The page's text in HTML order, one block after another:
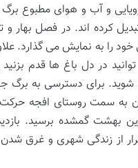
و آب و هوای مطبوع
کرده اند. در فصل بهار و
خود را به نمایش می گذارد.
در دل باغ ها قدم
شوید. برای دسترسی به برگ
به سمت روستای افجه
به این بهشت گمشده برسید.
از زندگی شهری و غرق شدن